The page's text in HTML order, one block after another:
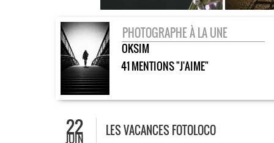
PHOTOGRAPHE À LA UNE
OKSIM
41 MENTIONS "J'AIME"
22
JUIN
LES VACANCES FOTOLOCO